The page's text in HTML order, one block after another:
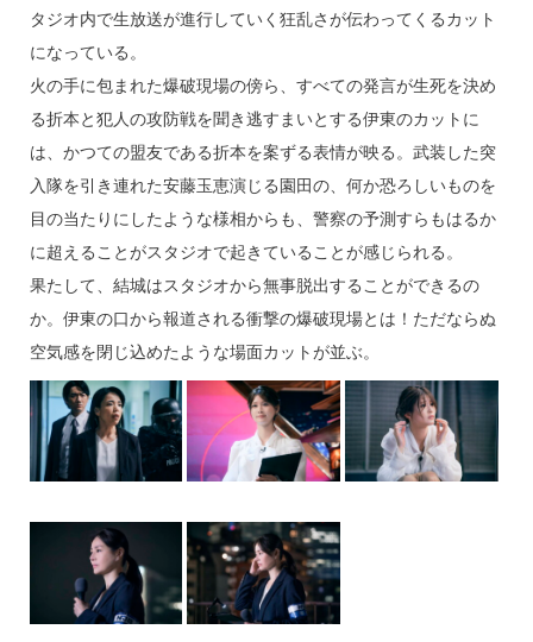
タジオ内で生放送が進行していく狂乱さが伝わってくるカット
になっている。
火の手に包まれた爆破現場の傍ら、すべての発言が生死を決め
る折本と犯人の攻防戦を聞き逃すまいとする伊東のカットに
は、かつての盟友である折本を案ずる表情が映る。武装した突
入隊を引き連れた安藤玉恵演じる園田の、何か恐ろしいものを
目の当たりにしたような様相からも、警察の予測すらもはるか
に超えることがスタジオで起きていることが感じられる。
果たして、結城はスタジオから無事脱出することができるの
か。伊東の口から報道される衝撃の爆破現場とは！ただならぬ
空気感を閉じ込めたような場面カットが並ぶ。